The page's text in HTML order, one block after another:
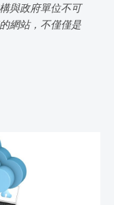
與政府單位不可
網站，不僅僅是